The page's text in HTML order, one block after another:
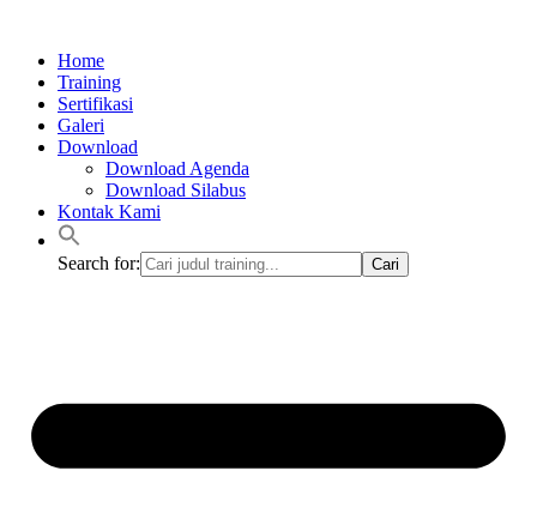
kontenHome
Training
Sertifikasi
Galeri
Download
Download Agenda
Download Silabus
Kontak Kami
Search for: